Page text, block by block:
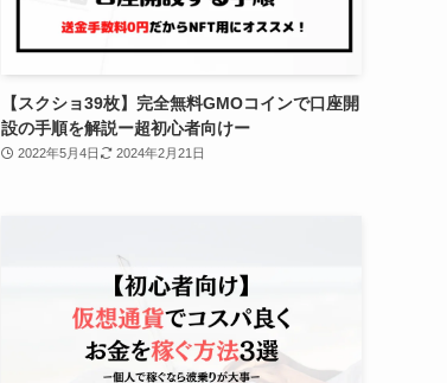
【スクショ39枚】完全無料GMOコインで口座開
設の手順を解説ー超初心者向けー
2022年5月4日 2024年2月21日